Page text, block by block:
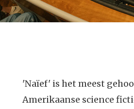
'Naïef' is het meest
Amerikaanse science